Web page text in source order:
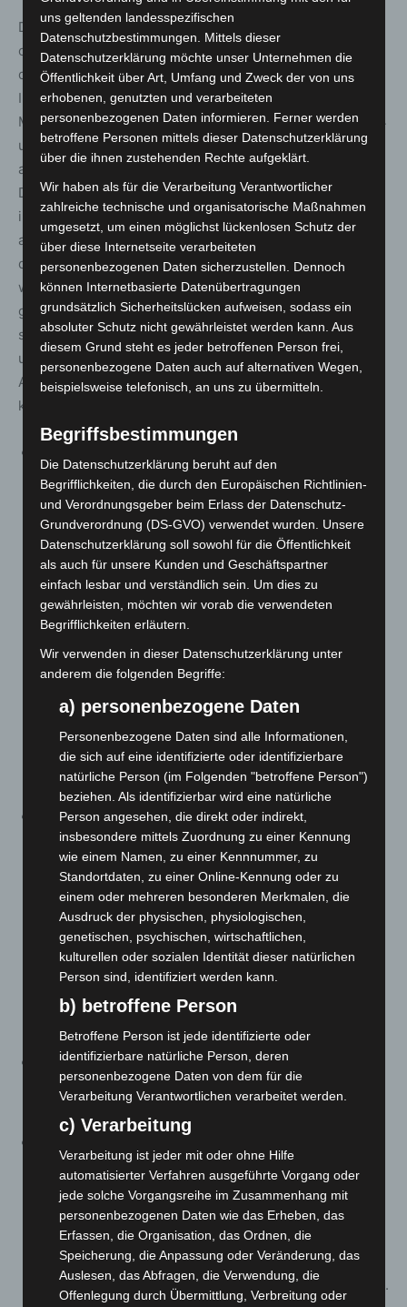
Die FFP2-Maskenpflicht gilt auch in Diskotheken, Clubs
oder ähnlichen Einrichtungen sowie in Einrichtungen, in
denen Shisha-Pfeifen zum Konsum angeboten werden.
In der Folge des Beschlusses des OVG Lüneburg vom 11.
März 2022 (Az.: 14 MN 171/22) erfolgt nun in § 4 Absatz 4
und § 12 Absatz 3 der Corona-Verordnung eine
ausdrückliche Klarstellung dahingehend, dass auch in
Diskotheken, Clubs oder ähnlichen Einrichtungen sowie
in Einrichtungen, in denen Shisha-Pfeifen zum Konsum
angeboten werden, die Maske nur abgenommen werden
darf, soweit und solange ein Sitzplatz eingenommen
wurde. In diesen Einrichtungen trifft regelmäßig eine
große Anzahl von Menschen für einen längeren Zeitraum
so dicht gedrängt zusammen, dass das Abstandsgebot
unterschritten wird. Ferner kann es zu einem erhöhten
Ausstoß von Tröpfchen und Aerosolen auf engem Raum
kommen.
die Dauer der Aufbewahrung der erhobenen Daten
(war vorher in Satz 6 geregelt, der nun weggefallen
ist) verkürzt. Die Kontaktdatenerhebung durch Dritte
ist auf ein unbedingt notwendiges Mindestmaß zu
beschränken. Der Zeitraum von einer Woche hat sich
zuletzt als ausreichend erwiesen, um Nachfragen
durch die Gesundheitsämter, technische
Ausdrücklich darauf hingewiesen sei noch einmal,
Ergebnis ergeben hat, entsprechend der
Niedersächsischen Absonderungsverordnung selbst
zur Einleitung weiterer Schritte und ggfs. auch zur
Meldung an das Gesundheitsamt verpflichtet ist.
Die Begriffe Impf- und Genesenennachweis werden
nun nicht mehr in § 2 der SchAusnahmV, sondern in §
22 a IfSG gesetzlich definiert. Der § 22 a IfSG enthält
eigenständige Definitionen und verweist nicht mehr
auf die Internetveröffentlichungen des Paul-Ehrlich-
Instituts und des Robert Koch-Instituts. Entsprechend
wird in § 7 Absatz 3 Ziffer 2 und Absatz 6 sowie an
zahlreichen anderen Stellen in der Verordnung auf
diese Definitionen im IfSG Bezug genommen.
Inhaltliche Änderungen ergeben sich hierdurch nicht.
Die Kontaktbeschränkungen bei privaten
Zusammenkünften entfallen ersatzlos. § 7a der
freiem Himmel auf § 7a vor. Die Verpflichtung zu
Hygieneschutzmaßnahmen in dem früheren Satz 1
werden aufgehoben und fallen ersatzlos weg. Die
weiteren Vorgaben beziehen sich zukünftig nur noch
auf Personen, die an Versammlungen unter freiem
Himmel nach Artikel 8 des Grundgesetzes teilnehmen.
uns geltenden landesspezifischen
Datenschutzbestimmungen. Mittels dieser
Datenschutzerklärung möchte unser Unternehmen die
Öffentlichkeit über Art, Umfang und Zweck der von uns
erhobenen, genutzten und verarbeiteten
personenbezogenen Daten informieren. Ferner werden
betroffene Personen mittels dieser Datenschutzerklärung
über die ihnen zustehenden Rechte aufgeklärt.
Wir haben als für die Verarbeitung Verantwortlicher
zahlreiche technische und organisatorische Maßnahmen
umgesetzt, um einen möglichst lückenlosen Schutz der
über diese Internetseite verarbeiteten
personenbezogenen Daten sicherzustellen. Dennoch
können Internetbasierte Datenübertragungen
grundsätzlich Sicherheitslücken aufweisen, sodass ein
absoluter Schutz nicht gewährleistet werden kann. Aus
diesem Grund steht es jeder betroffenen Person frei,
personenbezogene Daten auch auf alternativen Wegen,
beispielsweise telefonisch, an uns zu übermitteln.
Begriffsbestimmungen
Die Datenschutzerklärung beruht auf den
Begrifflichkeiten, die durch den Europäischen Richtlinien-
und Verordnungsgeber beim Erlass der Datenschutz-
Grundverordnung (DS-GVO) verwendet wurden. Unsere
Datenschutzerklärung soll sowohl für die Öffentlichkeit
als auch für unsere Kunden und Geschäftspartner
einfach lesbar und verständlich sein. Um dies zu
gewährleisten, möchten wir vorab die verwendeten
Begrifflichkeiten erläutern.
Wir verwenden in dieser Datenschutzerklärung unter
anderem die folgenden Begriffe:
a) personenbezogene Daten
Personenbezogene Daten sind alle Informationen,
die sich auf eine identifizierte oder identifizierbare
natürliche Person (im Folgenden "betroffene Person")
beziehen. Als identifizierbar wird eine natürliche
Person angesehen, die direkt oder indirekt,
insbesondere mittels Zuordnung zu einer Kennung
wie einem Namen, zu einer Kennnummer, zu
Standortdaten, zu einer Online-Kennung oder zu
einem oder mehreren besonderen Merkmalen, die
Ausdruck der physischen, physiologischen,
genetischen, psychischen, wirtschaftlichen,
kulturellen oder sozialen Identität dieser natürlichen
Person sind, identifiziert werden kann.
b) betroffene Person
Betroffene Person ist jede identifizierte oder
identifizierbare natürliche Person, deren
personenbezogene Daten von dem für die
Verarbeitung Verantwortlichen verarbeitet werden.
c) Verarbeitung
Verarbeitung ist jeder mit oder ohne Hilfe
automatisierter Verfahren ausgeführte Vorgang oder
jede solche Vorgangsreihe im Zusammenhang mit
personenbezogenen Daten wie das Erheben, das
Erfassen, die Organisation, das Ordnen, die
Speicherung, die Anpassung oder Veränderung, das
Auslesen, das Abfragen, die Verwendung, die
Offenlegung durch Übermittlung, Verbreitung oder